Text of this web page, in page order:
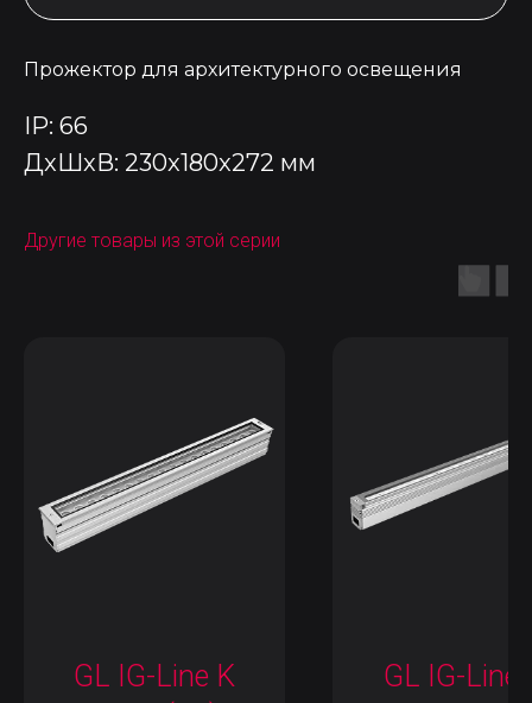
Прожектор для архитектурного освещения
IP: 66
ДxШxВ: 230x180x272 мм
Другие товары из этой серии
GL IG-Line K
GL IG-Line